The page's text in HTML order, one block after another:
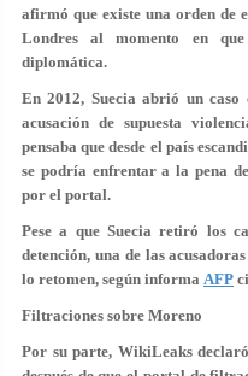
afirmó que existe una orden de
Londres al momento en
diplomática.
En 2012, Suecia abrió un
acusación de supuesta
pensaba que desde el país
se podría enfrentar a lapena
por el portal.
Pese a que Suecia retiró los
detención, una de las
lo retomen, según informa AFP
Filtraciones sobre Moreno
Por su parte, WikiLeaks